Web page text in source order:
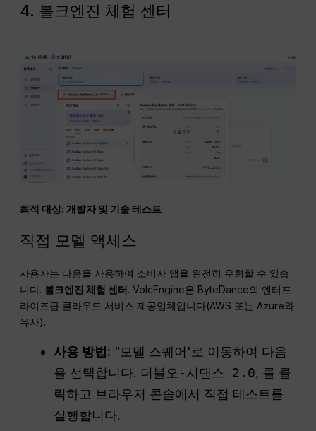
4. 볼크엔진 체험 센터
최적 대상: 개발자 및 기술 테스트
직접 모델 액세스
사용자는 다음을 사용하여 소비자 앱을 완전히 우회할 수 있습
니다. 볼크엔진 체험 센터. VolcEngine은 ByteDance의 엔터프
라이즈급 클라우드 서비스 제공업체입니다(AWS 또는 Azure와
유사).
사용 방법: “모델 스퀘어'로 이동하여 다음
을 선택합니다. 더블오-시댄스 2.0, 를 클
릭하고 브라우저 콘솔에서 직접 테스트를
실행합니다.